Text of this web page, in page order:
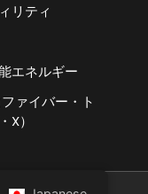
リティ
エネルギー
ァイバー・ト
X）